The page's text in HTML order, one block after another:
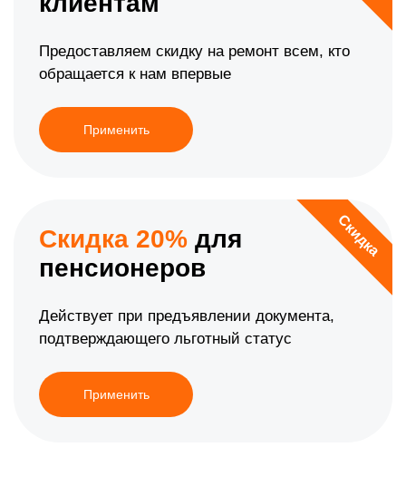
Предоставляем скидку на ремонт всем, кто
обращается к нам впервые
Применить
Скидка
Скидка 20% для
пенсионеров
Действует при предъявлении документа,
подтверждающего льготный статус
Применить